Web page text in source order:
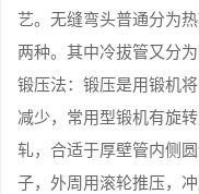
艺。无缝弯头普通分为
两种。其中冷拔管又分
锻压法：锻压是用锻机
减少，常用型锻机有旋
轧，合适于厚壁管内侧
子，外周用滚轮推压，